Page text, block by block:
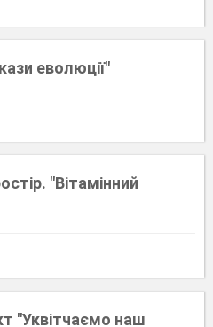
еволюції"
"Вітамінний
"Уквітчаємо наш